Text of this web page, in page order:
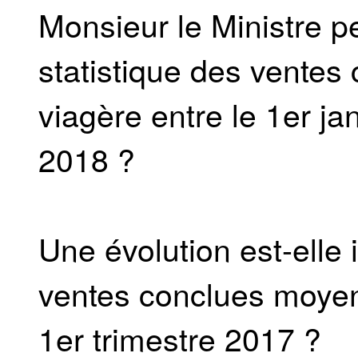
Monsieur le Ministre
statistique des ventes
viagère entre le 1er
2018 ?
Une évolution est-
ventes conclues
1er trimestre 2017 ?